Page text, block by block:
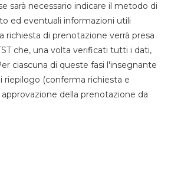
sarà necessario indicare il metodo di
ed eventuali informazioni utili
richiesta di prenotazione verrà presa
che, una volta verificati tutti i dati,
ciascuna di queste fasi l'insegnante
riepilogo (conferma richiesta e
della prenotazione da